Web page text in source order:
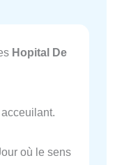
Hopital De
où le sens